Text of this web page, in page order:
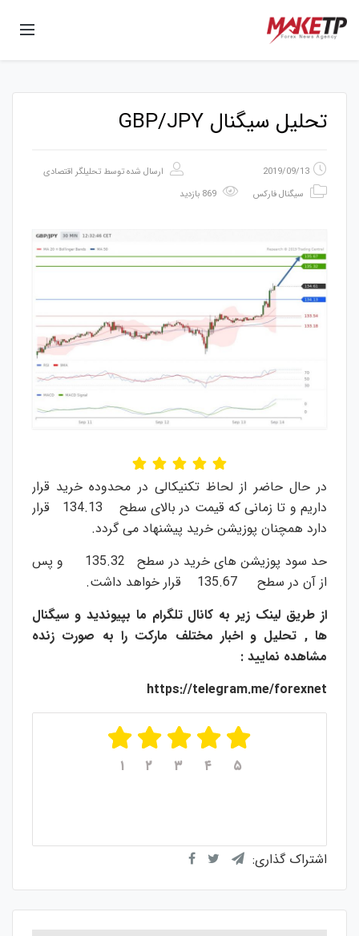
تحلیل سیگنال GBP/JPY
2019/09/13 ارسال شده توسط تحلیلگر اقتصادی
سیگنال فارکس
در حال حاضر از لحاظ تکنیکالی در محدوده خرید قرار
داریم و تا زمانی که قیمت در بالای سطح 134.13 قرار
دارد همچنان پوزیشن خرید پیشنهاد می گردد.
حد سود پوزیشن های خرید در سطح 135.32 و پس
از آن در سطح 135.67 قرار خواهد داشت.
از طریق لینک زیر به کانال تلگرام ما بپیوندید و سیگنال
ها , تحلیل و اخبار مختلف مارکت را به صورت زنده
مشاهده نمایید :
https://telegram.me/forexnet
۱ ۲ ۳ ۴ ۵
اشتراک گذاری: